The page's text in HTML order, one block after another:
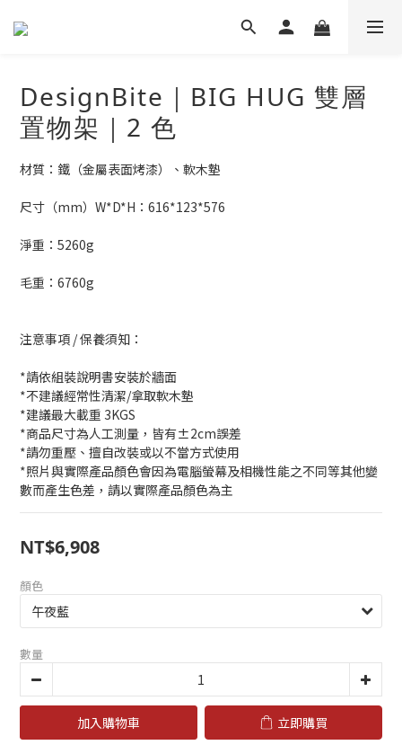
DesignBite｜BIG HUG 雙層
置物架｜2 色
材質：鐵（金屬表面烤漆）、軟木墊
尺寸（mm）W*D*H：616*123*576
淨重：5260g
毛重：6760g
注意事項 / 保養須知：
*請依組裝說明書安裝於牆面
*不建議經常性清潔/拿取軟木墊
*建議最大載重 3KGS
*商品尺寸為人工測量，皆有±2cm誤差
*請勿重壓、擅自改裝或以不當方式使用
*照片與實際產品顏色會因為電腦螢幕及相機性能之不同等其他變
數而產生色差，請以實際產品顏色為主
NT$6,908
顏色
數量
加入購物車 立即購買